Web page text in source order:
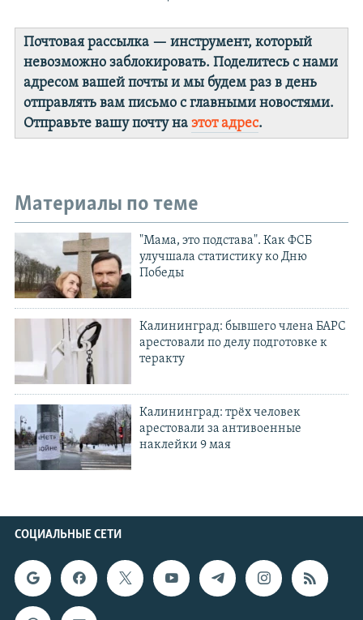
Почтовая рассылка — инструмент, который
невозможно заблокировать. Поделитесь с нами
адресом вашей почты и мы будем раз в день
отправлять вам письмо с главными новостями.
Отправьте вашу почту на этот адрес.
Материалы по теме
"Мама, это подстава". Как ФСБ
улучшала статистику ко Дню
Победы
Калининград: бывшего члена БАРС
арестовали по делу подготовке к
теракту
Калининград: трёх человек
арестовали за антивоенные
наклейки 9 мая
СОЦИАЛЬНЫЕ СЕТИ